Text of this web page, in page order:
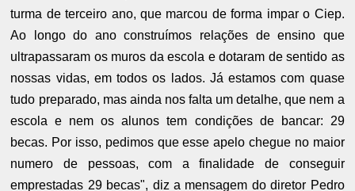
turma de terceiro ano, que marcou de forma impar o Ciep.
Ao longo do ano construímos relações de ensino que
ultrapassaram os muros da escola e dotaram de sentido as
nossas vidas, em todos os lados. Já estamos com quase
tudo preparado, mas ainda nos falta um detalhe, que nem a
escola e nem os alunos tem condições de bancar: 29
becas. Por isso, pedimos que esse apelo chegue no maior
numero de pessoas, com a finalidade de conseguir
emprestadas 29 becas", diz a mensagem do diretor Pedro